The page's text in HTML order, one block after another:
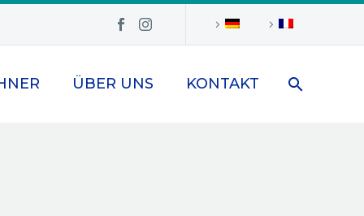
ÜBER UNS KONTAKT